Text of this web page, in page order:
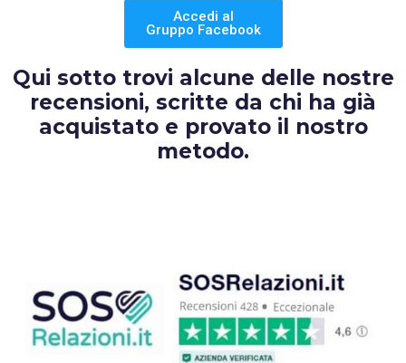
Accedi al
Gruppo Facebook
Qui sotto trovi alcune delle nostre
recensioni, scritte da chi ha già
acquistato e provato il nostro
metodo.